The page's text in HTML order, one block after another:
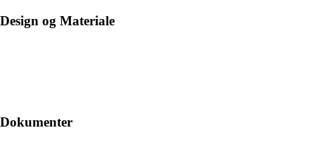
Design og Materiale
Dokumenter